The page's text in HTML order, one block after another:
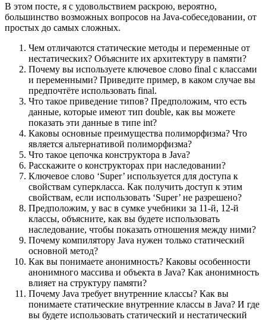
В этом посте, я с удовольствием раскрою, вероятно,
большинство возможных вопросов на Java-собеседовании, от
простых до самых сложных.
Чем отличаются статические методы и переменные от
нестатических? Объясните их архитектуру в памяти?
Почему вы используете ключевое слово final с классами
и переменными? Приведите пример, в каком случае вы
предпочтёте использовать final.
Что такое приведение типов? Предположим, что есть
данные, которые имеют тип double, как вы можете
показать эти данные в типе int?
Каковы основные преимущества полиморфизма? Что
является альтернативой полиморфизма?
Что такое цепочка конструктора в Java?
Расскажите о конструкторах при наследовании?
Ключевое слово ‘Super’ используется для доступа к
свойствам суперкласса. Как получить доступ к этим
свойствам, если использовать ‘Super’ не разрешено?
Предположим, у вас в сумке учебники за 11-й, 12-й
классы, объясните, как вы будете использовать
наследование, чтобы показать отношения между ними?
Почему компилятору Java нужен только статический
основной метод?
Как вы понимаете анонимность? Каковы особенности
анонимного массива и объекта в Java? Как анонимность
влияет на структуру памяти?
Почему Java требует внутренние классы? Как вы
понимаете статические внутренние классы в Java? И где
вы будете использовать статический и нестатический